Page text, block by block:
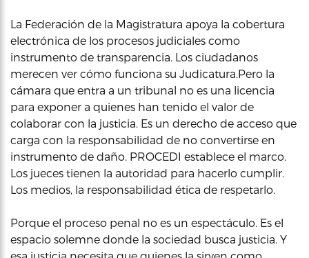
La Federación de la Magistratura apoya la cobertura
electrónica de los procesos judiciales como
instrumento de transparencia. Los ciudadanos
merecen ver cómo funciona su Judicatura.Pero la
cámara que entra a un tribunal no es una licencia
para exponer a quienes han tenido el valor de
colaborar con la justicia. Es un derecho de acceso que
carga con la responsabilidad de no convertirse en
instrumento de daño. PROCEDI establece el marco.
Los jueces tienen la autoridad para hacerlo cumplir.
Los medios, la responsabilidad ética de respetarlo.
Porque el proceso penal no es un espectáculo. Es el
espacio solemne donde la sociedad busca justicia. Y